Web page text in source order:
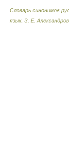
Словарь синонимов
язык. З. Е.